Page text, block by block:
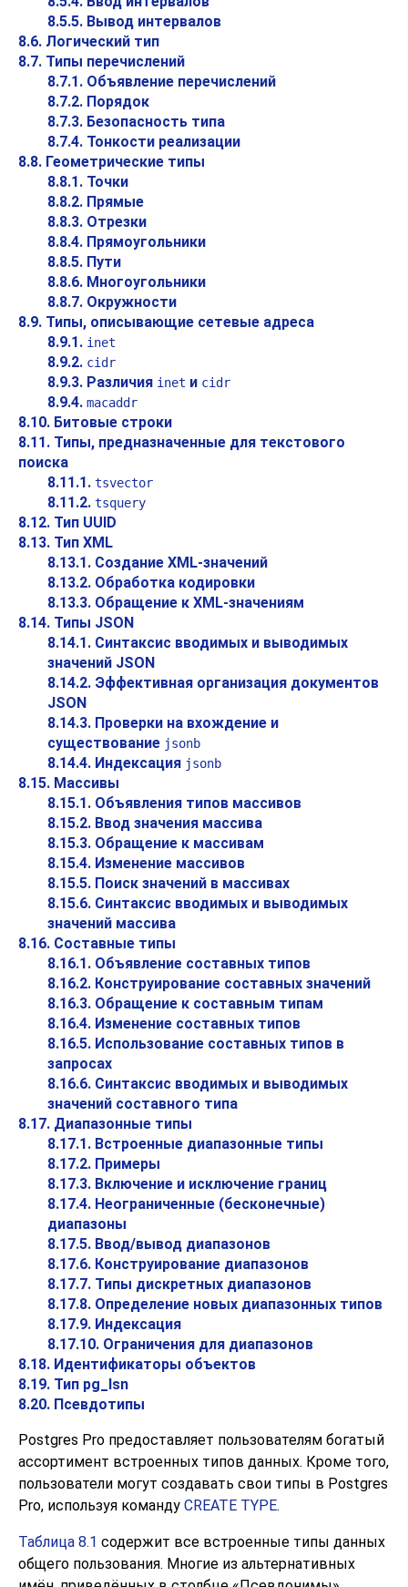
8.5.5. Вывод интервалов
8.6. Логический тип
8.7. Типы перечислений
8.7.1. Объявление перечислений
8.7.2. Порядок
8.7.3. Безопасность типа
8.7.4. Тонкости реализации
8.8. Геометрические типы
8.8.1. Точки
8.8.2. Прямые
8.8.3. Отрезки
8.8.4. Прямоугольники
8.8.5. Пути
8.8.6. Многоугольники
8.8.7. Окружности
8.9. Типы, описывающие сетевые адреса
8.9.1. inet
8.9.2. cidr
8.9.3. Различия inet и cidr
8.9.4. macaddr
8.10. Битовые строки
8.11. Типы, предназначенные для текстового
поиска
8.11.1. tsvector
8.11.2. tsquery
8.12. Тип UUID
8.13. Тип XML
8.13.1. Создание XML-значений
8.13.2. Обработка кодировки
8.13.3. Обращение к XML-значениям
8.14. Типы JSON
8.14.1. Синтаксис вводимых и выводимых
значений JSON
8.14.2. Эффективная организация документов
JSON
8.14.3. Проверки на вхождение и
существование jsonb
8.14.4. Индексация jsonb
8.15. Массивы
8.15.1. Объявления типов массивов
8.15.2. Ввод значения массива
8.15.3. Обращение к массивам
8.15.4. Изменение массивов
8.15.5. Поиск значений в массивах
8.15.6. Синтаксис вводимых и выводимых
значений массива
8.16. Составные типы
8.16.1. Объявление составных типов
8.16.2. Конструирование составных значений
8.16.3. Обращение к составным типам
8.16.4. Изменение составных типов
8.16.5. Использование составных типов в
запросах
8.16.6. Синтаксис вводимых и выводимых
значений составного типа
8.17. Диапазонные типы
8.17.1. Встроенные диапазонные типы
8.17.2. Примеры
8.17.3. Включение и исключение границ
8.17.4. Неограниченные (бесконечные)
диапазоны
8.17.5. Ввод/вывод диапазонов
8.17.6. Конструирование диапазонов
8.17.7. Типы дискретных диапазонов
8.17.8. Определение новых диапазонных типов
8.17.9. Индексация
8.17.10. Ограничения для диапазонов
8.18. Идентификаторы объектов
8.19. Тип pg_lsn
8.20. Псевдотипы
Postgres Pro предоставляет пользователям богатый
ассортимент встроенных типов данных. Кроме того,
пользователи могут создавать свои типы в Postgres
Pro, используя команду CREATE TYPE.
Таблица 8.1 содержит все встроенные типы данных
общего пользования. Многие из альтернативных